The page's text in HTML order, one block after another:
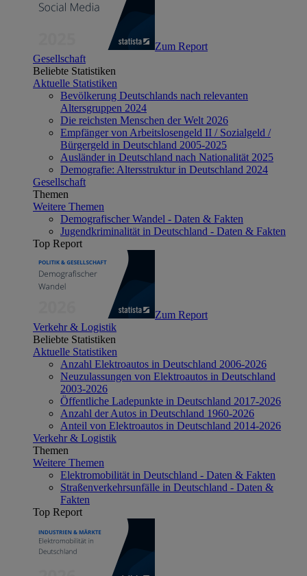
Zum Report
Gesellschaft
Beliebte Statistiken
Aktuelle Statistiken
Bevölkerung Deutschlands nach relevanten
Altersgruppen 2024
Die reichsten Menschen der Welt 2026
Empfänger von Arbeitslosengeld II / Sozialgeld /
Bürgergeld in Deutschland 2005-2025
Ausländer in Deutschland nach Nationalität 2025
Demografie: Altersstruktur in Deutschland 2024
Gesellschaft
Themen
Weitere Themen
Demografischer Wandel - Daten & Fakten
Jugendkriminalität in Deutschland - Daten & Fakten
Top Report
Zum Report
Verkehr & Logistik
Beliebte Statistiken
Aktuelle Statistiken
Anzahl Elektroautos in Deutschland 2006-2026
Neuzulassungen von Elektroautos in Deutschland
2003-2026
Öffentliche Ladepunkte in Deutschland 2017-2026
Anzahl der Autos in Deutschland 1960-2026
Anteil von Elektroautos in Deutschland 2014-2026
Verkehr & Logistik
Themen
Weitere Themen
Elektromobilität in Deutschland - Daten & Fakten
Straßenverkehrsunfälle in Deutschland - Daten &
Fakten
Top Report